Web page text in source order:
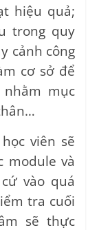
hiệu quả;
trong quy
cảnh công
cơ sở để
mục
viên sẽ
module và
vào quá
tra cuối
sẽ thực